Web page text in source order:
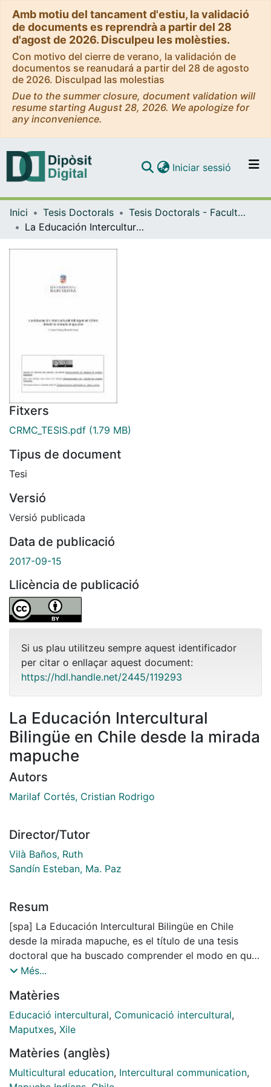
Amb motiu del tancament d'estiu, la validació
de documents es reprendrà a partir del 28
d'agost de 2026. Disculpeu les molèsties.
Con motivo del cierre de verano, la validación de
documentos se reanudará a partir del 28 de agosto
de 2026. Disculpad las molestias
Due to the summer closure, document validation will
resume starting August 28, 2026. We apologize for
any inconvenience.
Navega per tot el DD
Iniciar sessió (current)
Inici Tesis Doctorals
Tesis Doctorals - Facultat - Educació
La Educación Intercultural Bilingüe en Chile desde la mirada mapuche
Fitxers
CRMC_TESIS.pdf (1.79 MB)
Tipus de document
Tesi
Versió
Versió publicada
Data de publicació
2017-09-15
Llicència de publicació
Si us plau utilitzeu sempre aquest identificador
per citar o enllaçar aquest document:
https://hdl.handle.net/2445/119293
La Educación Intercultural
Bilingüe en Chile desde la mirada
mapuche
Autors
Marilaf Cortés, Cristian Rodrigo
Director/Tutor
Vilà Baños, Ruth
Sandín Esteban, Ma. Paz
Resum
[spa] La Educación Intercultural Bilingüe en Chile
desde la mirada mapuche, es el título de una tesis
doctoral que ha buscado comprender el modo en que
se vive la relación educativa, la lengua –mapuzugun- y
Bilingüe de escuelas situadas en comunidades
mapuche del sur de Chile. Escuelas que trabajan con
este programa que ha sido pensado para que niños y
aprendan a desenvolverse satisfactoriamente en su
sociedad de origen como en la sociedad global. Esta
Més...
Matèries
Educació intercultural, Comunicació intercultural,
Maputxes, Xile
Matèries (anglès)
Multicultural education, Intercultural communication,